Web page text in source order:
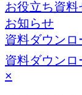
お役立ち資料
お知らせ
資料ダウンロ
資料ダウンロ
×